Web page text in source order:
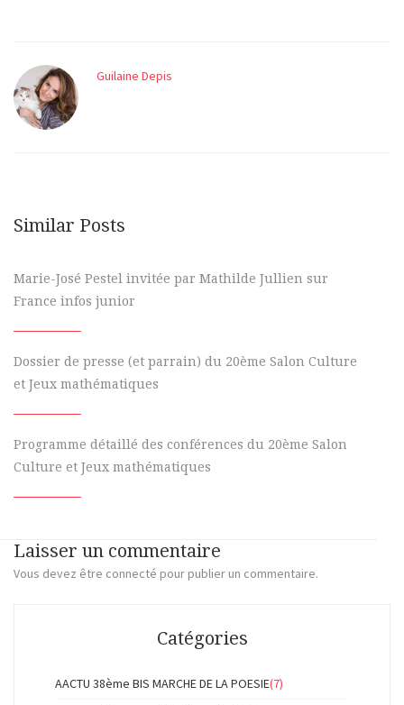
Guilaine Depis
Similar Posts
Marie-José Pestel invitée par Mathilde Jullien sur
France infos junior
Dossier de presse (et parrain) du 20ème Salon Culture
et Jeux mathématiques
Programme détaillé des conférences du 20ème Salon
Culture et Jeux mathématiques
Laisser un commentaire
Vous devez être connecté pour publier un commentaire.
Catégories
AACTU 38ème BIS MARCHE DE LA POESIE(7)